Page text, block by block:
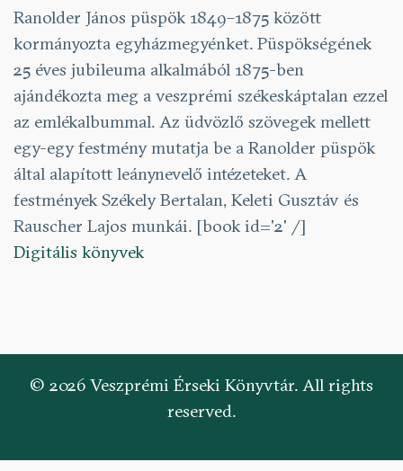
Ranolder János püspök 1849–1875 között
kormányozta egyházmegyénket. Püspökségének
25 éves jubileuma alkalmából 1875-ben
ajándékozta meg a veszprémi székeskáptalan ezzel
az emlékalbummal. Az üdvözlő szövegek mellett
egy-egy festmény mutatja be a Ranolder püspök
által alapított leánynevelő intézeteket. A
festmények Székely Bertalan, Keleti Gusztáv és
Rauscher Lajos munkái. [book id='2' /]
Digitális könyvek
© 2026 Veszprémi Érseki Könyvtár. All rights
reserved.